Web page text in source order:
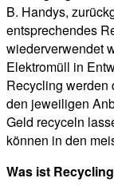
B. Handys,
entsprechendes
wiederverwendet
Elektromüll in
Recycling werden
den jeweiligen
Geld recyceln
können in den
Was ist